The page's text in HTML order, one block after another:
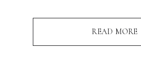
READ MORE